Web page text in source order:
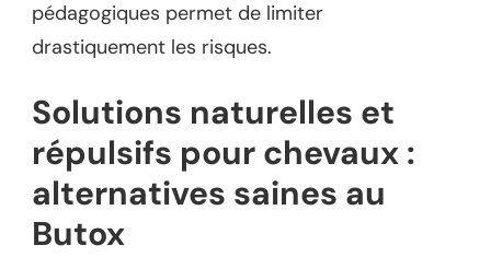
pédagogiques permet de limiter
drastiquement les risques.
Solutions naturelles et
répulsifs pour chevaux :
alternatives saines au
Butox